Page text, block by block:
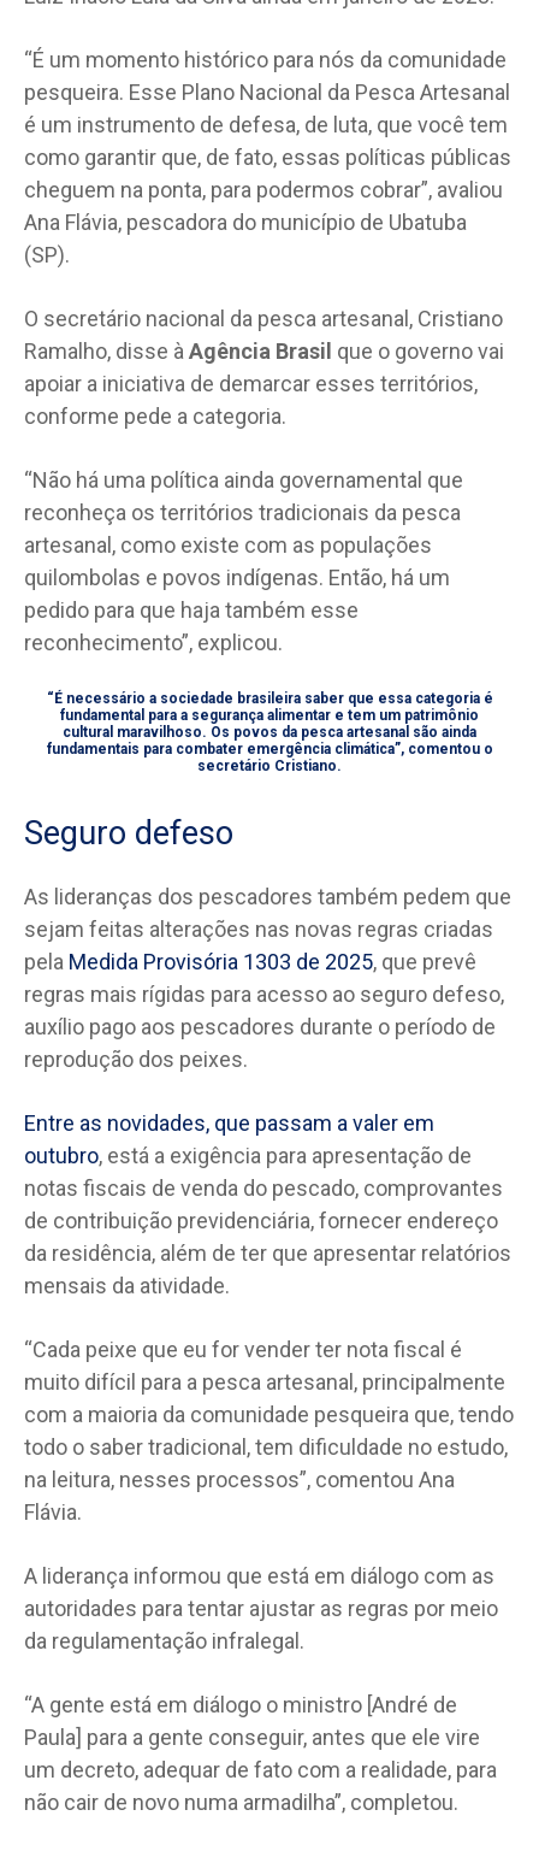
“É um momento histórico para nós da comunidade
pesqueira. Esse Plano Nacional da Pesca Artesanal
é um instrumento de defesa, de luta, que você tem
como garantir que, de fato, essas políticas públicas
cheguem na ponta, para podermos cobrar”, avaliou
Ana Flávia, pescadora do município de Ubatuba
(SP).
O secretário nacional da pesca artesanal, Cristiano
Ramalho, disse à Agência Brasil que o governo vai
apoiar a iniciativa de demarcar esses territórios,
conforme pede a categoria.
“Não há uma política ainda governamental que
reconheça os territórios tradicionais da pesca
artesanal, como existe com as populações
quilombolas e povos indígenas. Então, há um
pedido para que haja também esse
reconhecimento”, explicou.
“É necessário a sociedade brasileira saber que essa categoria é
fundamental para a segurança alimentar e tem um patrimônio
cultural maravilhoso. Os povos da pesca artesanal são ainda
fundamentais para combater emergência climática”, comentou o
secretário Cristiano.
Seguro defeso
As lideranças dos pescadores também pedem que
sejam feitas alterações nas novas regras criadas
pela Medida Provisória 1303 de 2025, que prevê
regras mais rígidas para acesso ao seguro defeso,
auxílio pago aos pescadores durante o período de
reprodução dos peixes.
Entre as novidades, que passam a valer em
outubro, está a exigência para apresentação de
notas fiscais de venda do pescado, comprovantes
de contribuição previdenciária, fornecer endereço
da residência, além de ter que apresentar relatórios
mensais da atividade.
“Cada peixe que eu for vender ter nota fiscal é
muito difícil para a pesca artesanal, principalmente
com a maioria da comunidade pesqueira que, tendo
todo o saber tradicional, tem dificuldade no estudo,
na leitura, nesses processos”, comentou Ana
Flávia.
A liderança informou que está em diálogo com as
autoridades para tentar ajustar as regras por meio
da regulamentação infralegal.
“A gente está em diálogo o ministro [André de
Paula] para a gente conseguir, antes que ele vire
um decreto, adequar de fato com a realidade, para
não cair de novo numa armadilha”, completou.